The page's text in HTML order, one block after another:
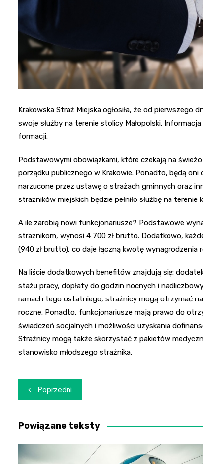
Krakowska Straż Miejska ogłosiła, że od
swoje służby na terenie stolicy Małopolski.
formacji.
Podstawowymi obowiązkami, które czekają na
porządku publicznego w Krakowie. Ponadto, będą
narzucone przez ustawę o strażach gminnych oraz
strażników miejskich będzie pełniło służbę na terenie
A ile zarobią nowi funkcjonariusze? Podstawowe
strażnikom, wynosi 4 700 zł brutto. Dodatkowo,
(940 zł brutto), co daje łączną kwotę wynagrodzenia
Na liście dodatkowych benefitów znajdują się:
stażu pracy, dopłaty do godzin nocnych i
ramach tego ostatniego, strażnicy mogą otrzymać
roczne. Ponadto, funkcjonariusze mają prawo do
świadczeń socjalnych i możliwości uzyskania
Strażnicy mogą także skorzystać z pakietów
stanowisko młodszego strażnika.
Nawigacja
wpisu
Poprzedni
Powiązane teksty